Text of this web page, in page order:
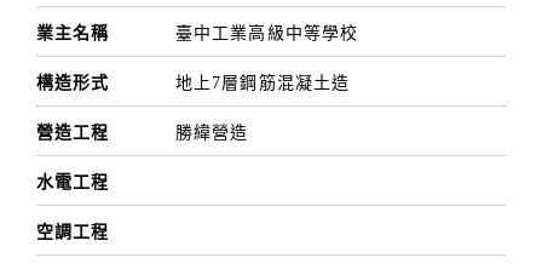
業主名稱 臺中工業高級中等學校
構造形式 地上7層鋼筋混凝土造
營造工程 勝緯營造
水電工程
空調工程